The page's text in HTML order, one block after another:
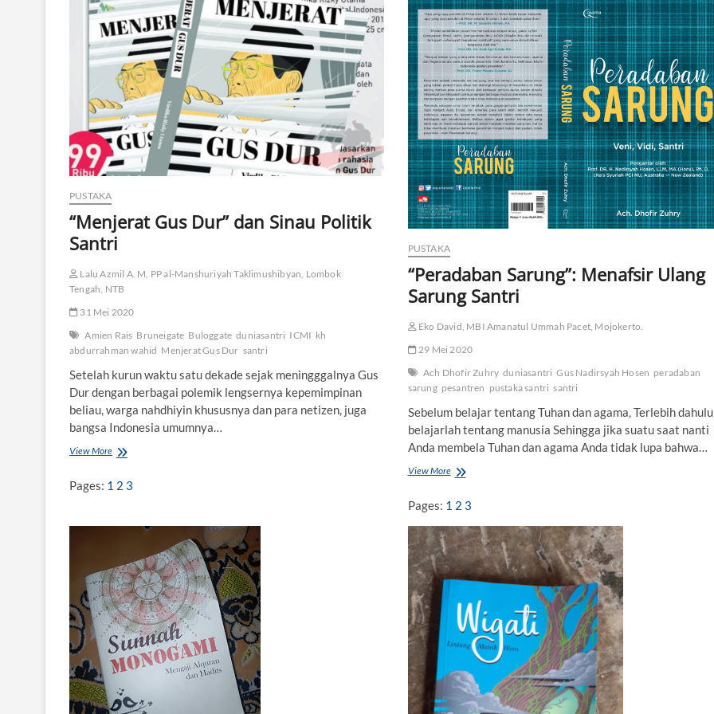
PUSTAKA
“Menjerat Gus Dur” dan Sinau Politik
Santri
Lalu Azmil A. M, PP al-Manshuriyah Taklimushibyan, Lombok
Tengah, NTB
31 Mei 2020
Amien Rais Bruneigate Buloggate duniasantri ICMI kh
abdurrahman wahid Menjerat Gus Dur santri
Setelah kurun waktu satu dekade sejak meningggalnya Gus
Dur dengan berbagai polemik lengsernya kepemimpinan
beliau, warga nahdhiyin khususnya dan para netizen, juga
bangsa Indonesia umumnya…
View More
n
t
G
u
s
D
u
r
”
a
n
Pages: 1 2 3
PUSTAKA
“Peradaban Sarung”: Menafsir Ulang
Sarung Santri
Eko David, MBI Amanatul Ummah Pacet, Mojokerto.
29 Mei 2020
Ach Dhofir Zuhry duniasantri Gus Nadirsyah Hosen peradaban
sarung pesantren pustaka santri santri
Sebelum belajar tentang Tuhan dan agama, Terlebih dahulu
belajarlah tentang manusia Sehingga jika suatu saat nanti
Anda membela Tuhan dan agama Anda tidak lupa bahwa…
View More“
r
a
d
a
b
r
n
g
Pages: 1 2 3